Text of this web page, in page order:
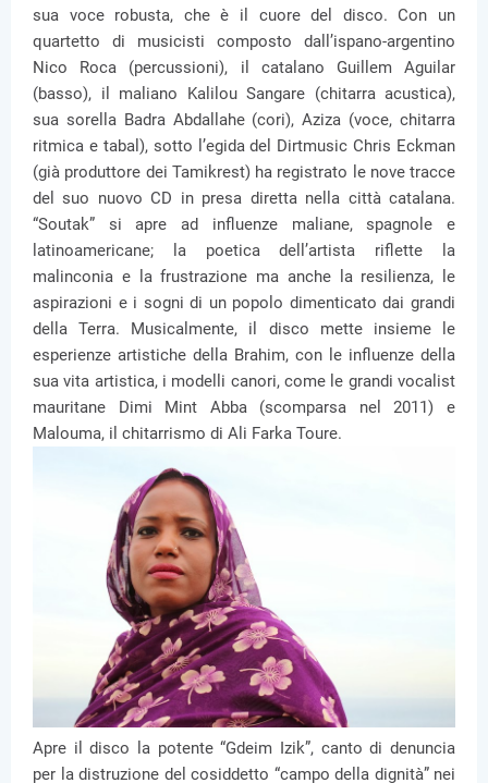
sua voce robusta, che è il cuore del disco. Con un
quartetto di musicisti composto dall’ispano-argentino
Nico Roca (percussioni), il catalano Guillem Aguilar
(basso), il maliano Kalilou Sangare (chitarra acustica),
sua sorella Badra Abdallahe (cori), Aziza (voce, chitarra
ritmica e tabal), sotto l’egida del Dirtmusic Chris Eckman
(già produttore dei Tamikrest) ha registrato le nove tracce
del suo nuovo CD in presa diretta nella città catalana.
“Soutak” si apre ad influenze maliane, spagnole e
latinoamericane; la poetica dell’artista riflette la
malinconia e la frustrazione ma anche la resilienza, le
aspirazioni e i sogni di un popolo dimenticato dai grandi
della Terra. Musicalmente, il disco mette insieme le
esperienze artistiche della Brahim, con le influenze della
sua vita artistica, i modelli canori, come le grandi vocalist
mauritane Dimi Mint Abba (scomparsa nel 2011) e
Malouma, il chitarrismo di Ali Farka Toure.
Apre il disco la potente “Gdeim Izik”, canto di denuncia
per la distruzione del cosiddetto “campo della dignità” nei